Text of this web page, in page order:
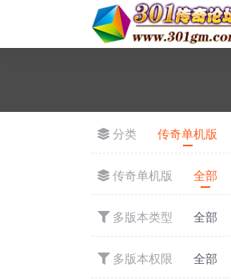
分类 传奇单机版
传奇单机版 全部
多版本类型 全部
多版本权限 全部